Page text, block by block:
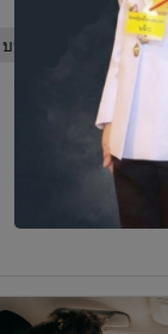
บทความน่ารู้ด้านการได้ยิ